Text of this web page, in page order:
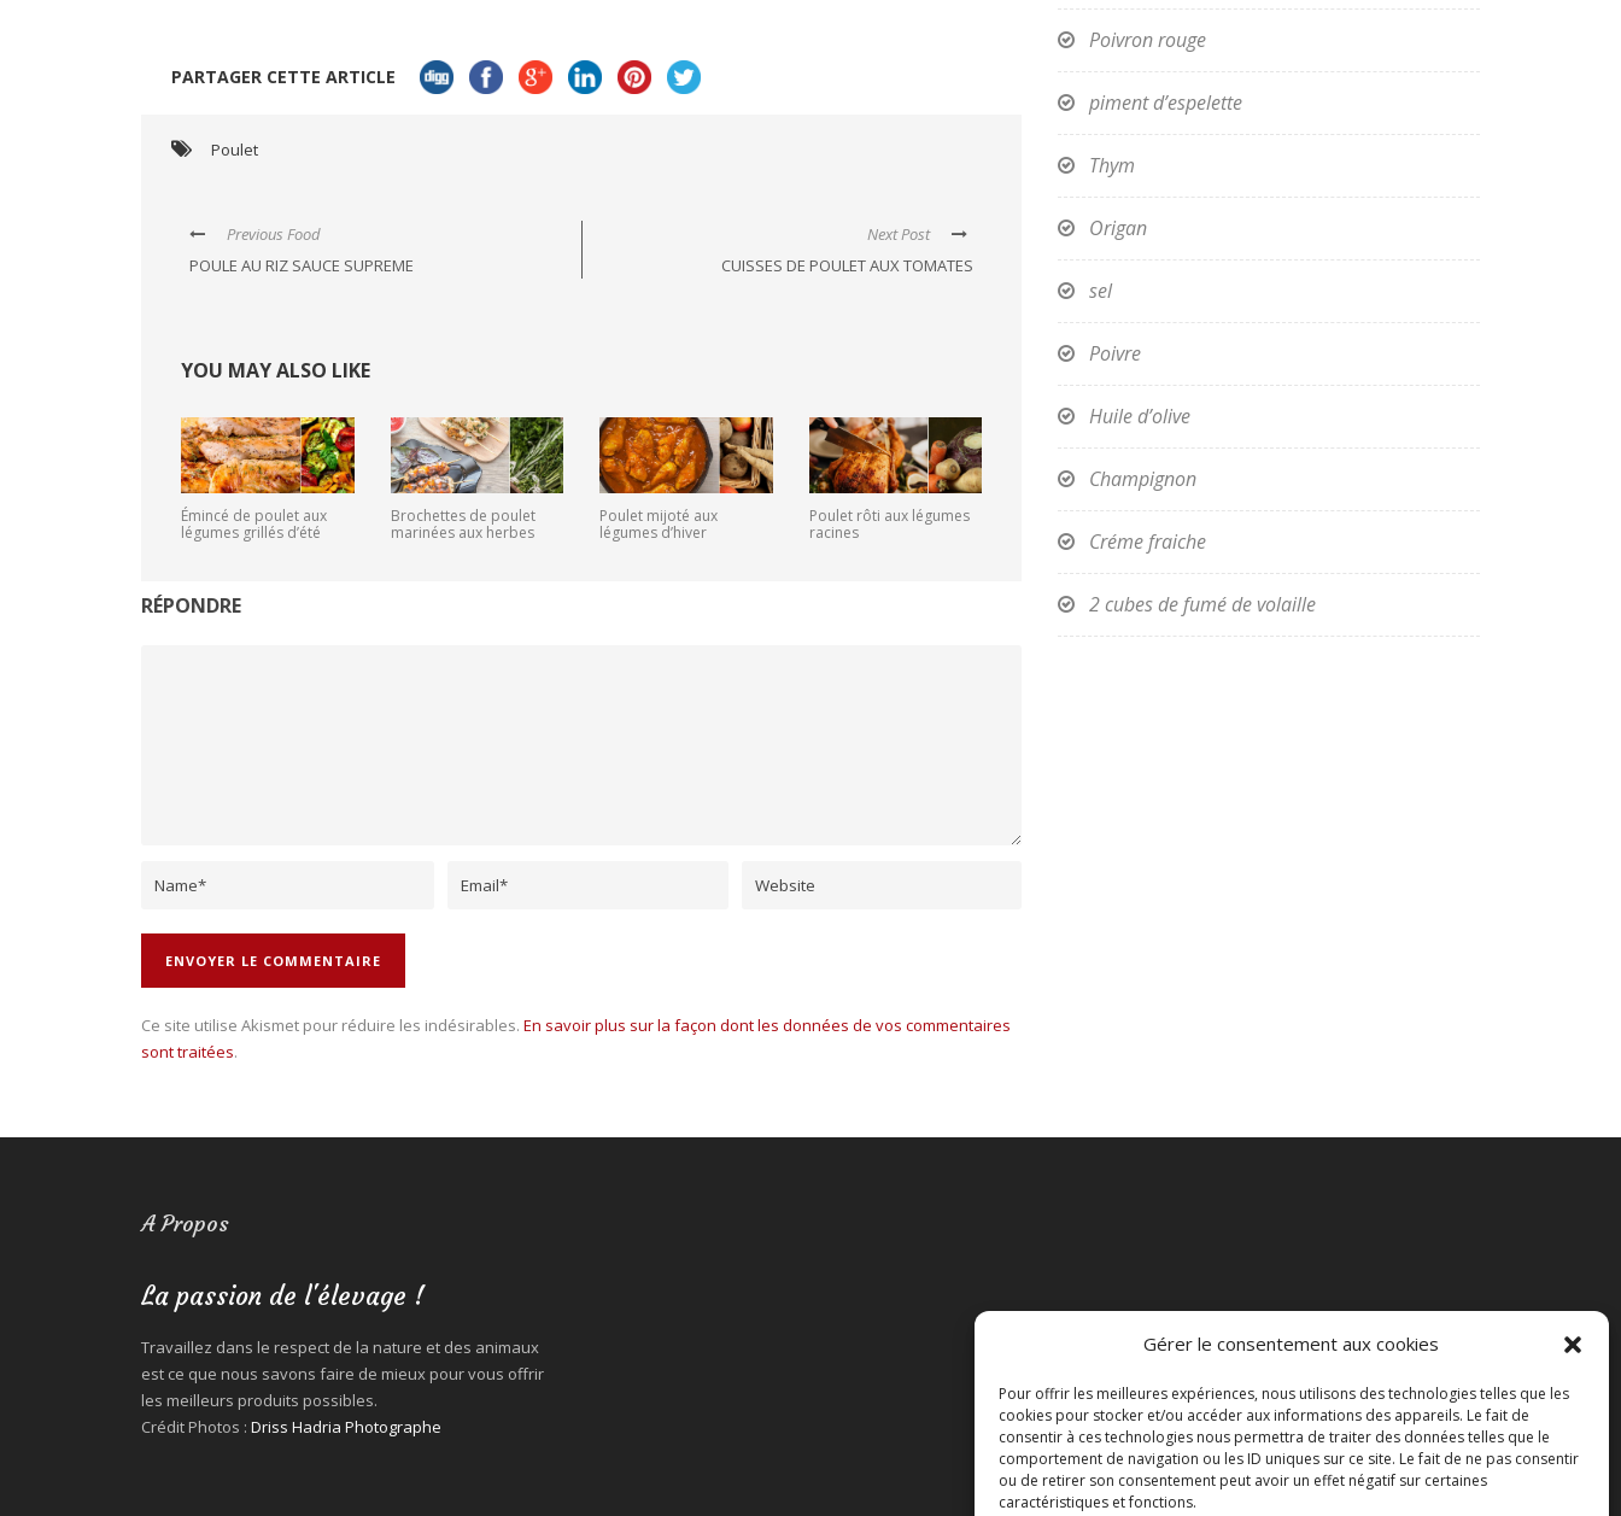
Gérer le consentement aux cookies
Pour offrir les meilleures expériences, nous utilisons des technologies telles que les
cookies pour stocker et/ou accéder aux informations des appareils. Le fait de
consentir à ces technologies nous permettra de traiter des données telles que le
comportement de navigation ou les ID uniques sur ce site. Le fait de ne pas consentir
ou de retirer son consentement peut avoir un effet négatif sur certaines
caractéristiques et fonctions.
PARTAGER CETTE ARTICLE
Poulet
Previous Food
POULE AU RIZ SAUCE SUPREME
Next Post
CUISSES DE POULET AUX TOMATES
YOU MAY ALSO LIKE
Émincé de poulet aux
légumes grillés d’été
Brochettes de poulet
marinées aux herbes
Poulet mijoté aux
légumes d’hiver
Poulet rôti aux légumes
racines
RÉPONDRE
Ce site utilise Akismet pour réduire les indésirables. En savoir plus sur la façon dont les données de vos commentaires
sont traitées.
Poivron rouge
piment d’espelette
Thym
Origan
sel
Poivre
Huile d’olive
Champignon
Créme fraiche
2 cubes de fumé de volaille
A Propos
La passion de l'élevage !
Travaillez dans le respect de la nature et des animaux
est ce que nous savons faire de mieux pour vous offrir
les meilleurs produits possibles.
Crédit Photos : Driss Hadria Photographe